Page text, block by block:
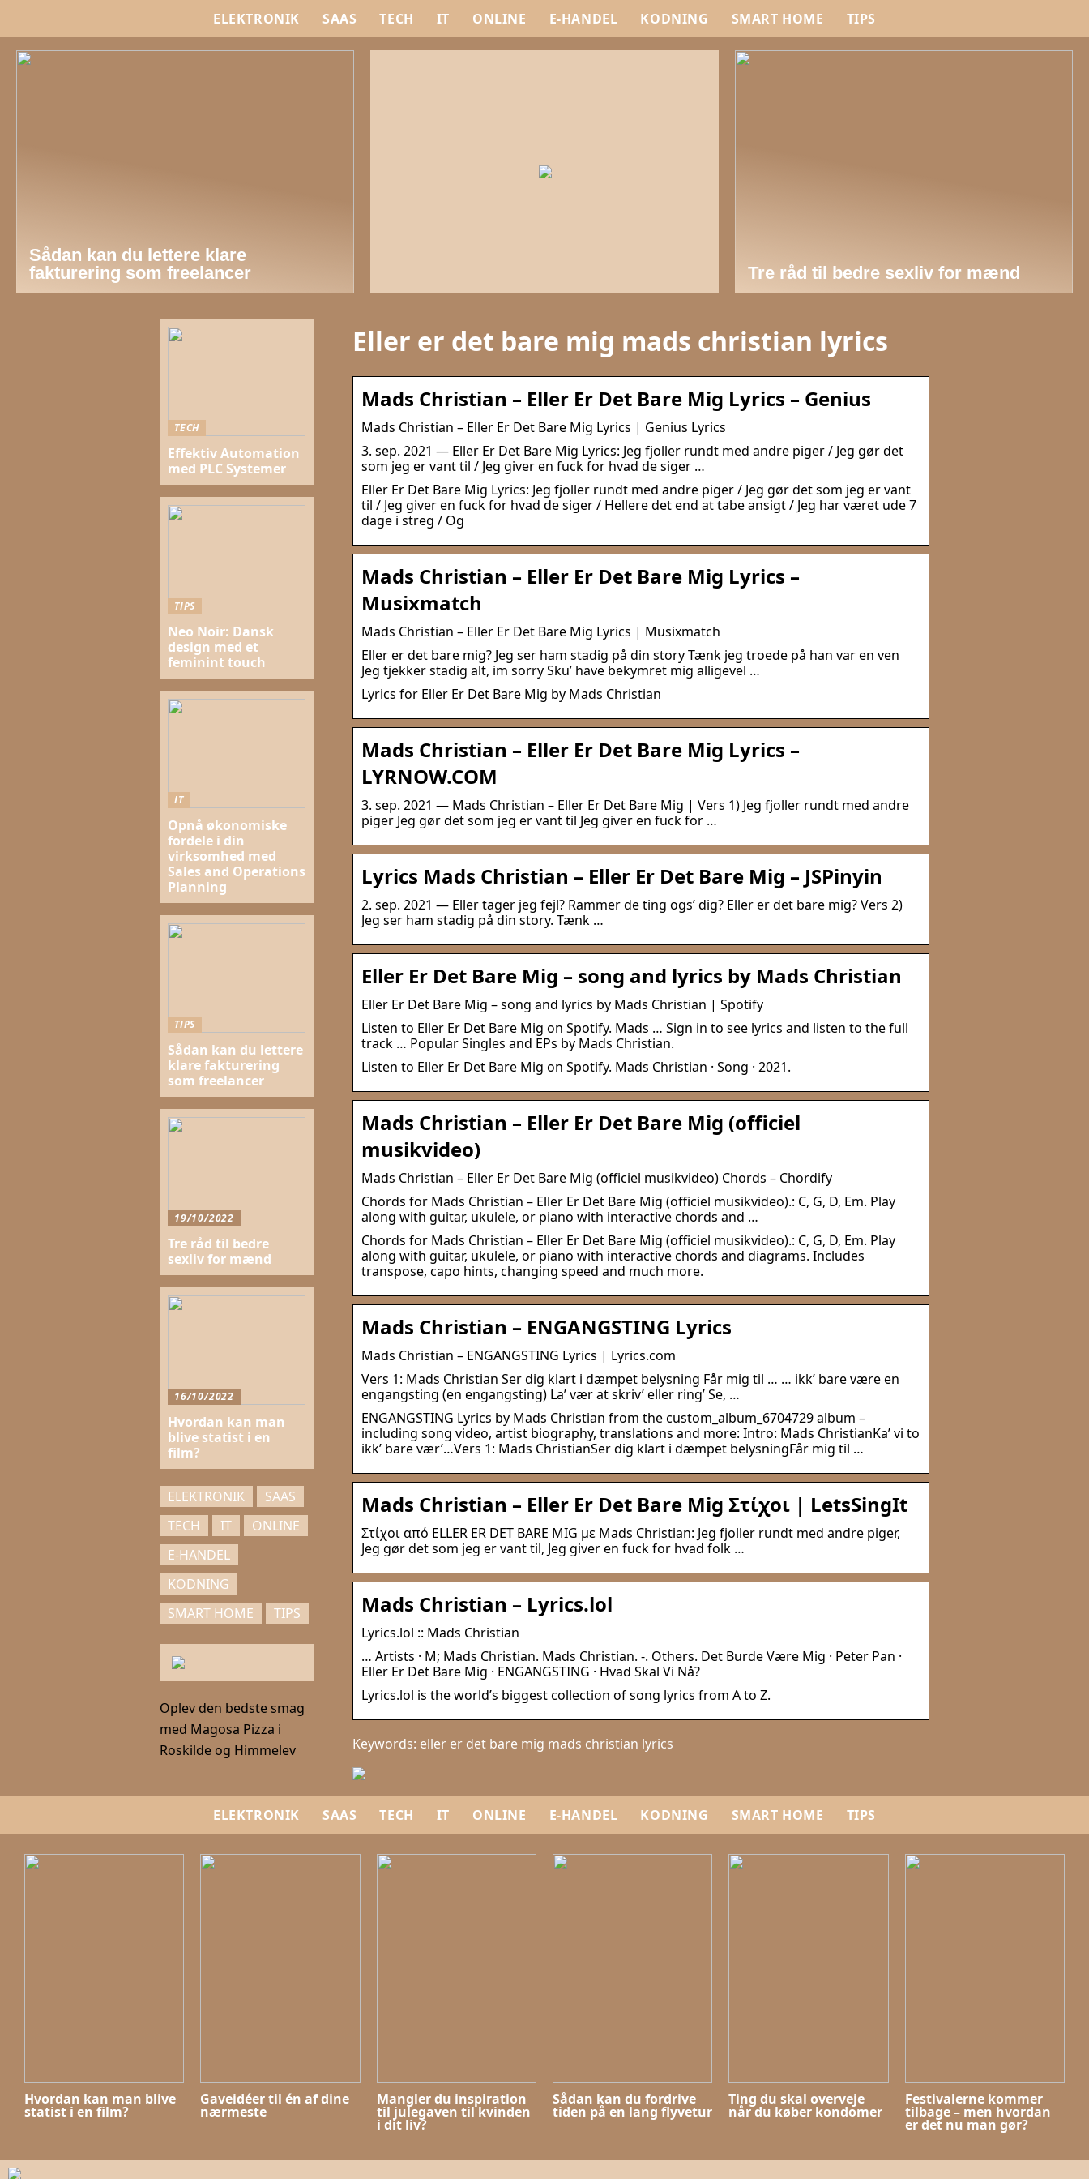
ELEKTRONIK SAAS TECH IT ONLINE E-HANDEL KODNING SMART HOME TIPS
Sådan kan du lettere klare
fakturering som freelancer
Tre råd til bedre sexliv for mænd
Eller er det bare mig mads christian lyrics
Mads Christian – Eller Er Det Bare Mig Lyrics – Genius
Mads Christian – Eller Er Det Bare Mig Lyrics | Genius Lyrics
3. sep. 2021 — Eller Er Det Bare Mig Lyrics: Jeg fjoller rundt med andre piger / Jeg gør det
som jeg er vant til / Jeg giver en fuck for hvad de siger …
Eller Er Det Bare Mig Lyrics: Jeg fjoller rundt med andre piger / Jeg gør det som jeg er vant
til / Jeg giver en fuck for hvad de siger / Hellere det end at tabe ansigt / Jeg har været ude 7
dage i streg / Og
Mads Christian – Eller Er Det Bare Mig Lyrics –
Musixmatch
Mads Christian – Eller Er Det Bare Mig Lyrics | Musixmatch
Eller er det bare mig? Jeg ser ham stadig på din story Tænk jeg troede på han var en ven
Jeg tjekker stadig alt, im sorry Sku’ have bekymret mig alligevel …
Lyrics for Eller Er Det Bare Mig by Mads Christian
Mads Christian – Eller Er Det Bare Mig Lyrics –
LYRNOW.COM
3. sep. 2021 — Mads Christian – Eller Er Det Bare Mig | Vers 1) Jeg fjoller rundt med andre
piger Jeg gør det som jeg er vant til Jeg giver en fuck for …
Lyrics Mads Christian – Eller Er Det Bare Mig – JSPinyin
2. sep. 2021 — Eller tager jeg fejl? Rammer de ting ogs’ dig? Eller er det bare mig? Vers 2)
Jeg ser ham stadig på din story. Tænk …
Eller Er Det Bare Mig – song and lyrics by Mads Christian
Eller Er Det Bare Mig – song and lyrics by Mads Christian | Spotify
Listen to Eller Er Det Bare Mig on Spotify. Mads … Sign in to see lyrics and listen to the full
track … Popular Singles and EPs by Mads Christian.
Listen to Eller Er Det Bare Mig on Spotify. Mads Christian · Song · 2021.
Mads Christian – Eller Er Det Bare Mig (officiel
musikvideo)
Mads Christian – Eller Er Det Bare Mig (officiel musikvideo) Chords – Chordify
Chords for Mads Christian – Eller Er Det Bare Mig (officiel musikvideo).: C, G, D, Em. Play
along with guitar, ukulele, or piano with interactive chords and …
Chords for Mads Christian – Eller Er Det Bare Mig (officiel musikvideo).: C, G, D, Em. Play
along with guitar, ukulele, or piano with interactive chords and diagrams. Includes
transpose, capo hints, changing speed and much more.
Mads Christian – ENGANGSTING Lyrics
Mads Christian – ENGANGSTING Lyrics | Lyrics.com
Vers 1: Mads Christian Ser dig klart i dæmpet belysning Får mig til … … ikk’ bare være en
engangsting (en engangsting) La’ vær at skriv’ eller ring’ Se, …
ENGANGSTING Lyrics by Mads Christian from the custom_album_6704729 album –
including song video, artist biography, translations and more: Intro: Mads ChristianKa’ vi to
ikk’ bare vær’…Vers 1: Mads ChristianSer dig klart i dæmpet belysningFår mig til …
Mads Christian – Eller Er Det Bare Mig Στίχοι | LetsSingIt
Στίχοι από ELLER ER DET BARE MIG με Mads Christian: Jeg fjoller rundt med andre piger,
Jeg gør det som jeg er vant til, Jeg giver en fuck for hvad folk …
Mads Christian – Lyrics.lol
Lyrics.lol :: Mads Christian
… Artists · M; Mads Christian. Mads Christian. -. Others. Det Burde Være Mig · Peter Pan ·
Eller Er Det Bare Mig · ENGANGSTING · Hvad Skal Vi Nå?
Lyrics.lol is the world’s biggest collection of song lyrics from A to Z.
Keywords: eller er det bare mig mads christian lyrics
TECH
Effektiv Automation
med PLC Systemer
TIPS
Neo Noir: Dansk
design med et
feminint touch
IT
Opnå økonomiske
fordele i din
virksomhed med
Sales and Operations
Planning
TIPS
Sådan kan du lettere
klare fakturering
som freelancer
19/10/2022
Tre råd til bedre
sexliv for mænd
16/10/2022
Hvordan kan man
blive statist i en
film?
ELEKTRONIK
SAAS
TECH
IT
ONLINE
E-HANDEL
KODNING
SMART HOME
TIPS
Oplev den bedste smag
med Magosa Pizza i
Roskilde og Himmelev
ELEKTRONIK SAAS TECH IT ONLINE E-HANDEL KODNING SMART HOME TIPS
Hvordan kan man blive
statist i en film?
Gaveidéer til én af dine
nærmeste
Mangler du inspiration
til julegaven til kvinden
i dit liv?
Sådan kan du fordrive
tiden på en lang flyvetur
Ting du skal overveje
når du køber kondomer
Festivalerne kommer
tilbage – men hvordan
er det nu man gør?